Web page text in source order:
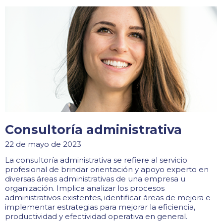
Consultoría administrativa
22 de mayo de 2023
La consultoría administrativa se refiere al servicio
profesional de brindar orientación y apoyo experto en
diversas áreas administrativas de una empresa u
organización. Implica analizar los procesos
administrativos existentes, identificar áreas de mejora e
implementar estrategias para mejorar la eficiencia,
productividad y efectividad operativa en general.